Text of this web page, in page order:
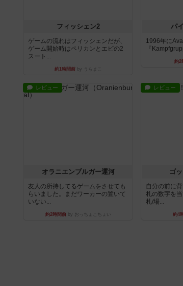
フィッシェン2
ゲームの流れはフィッシェンだが、
ゲーム開始時はペリカンとエビの2
スート...
約1時間前by うらまこ
パ
1996年に
『
約2
レビュー
オラニエンブルガー運河
友人の所持してるゲームをさせても
らいました。まだワーカーの置いて
いない...
約2時間前by おっちょこちょい
レビュー
ゴ
自分の前に
札の数字を
札/場...
約4